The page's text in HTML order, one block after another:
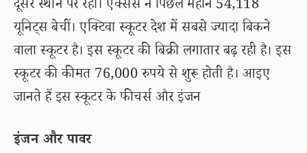
दूसरे स्थान पर रही। एक्सेस ने पिछले महीने 54,118
यूनिट्स बेचीं। एक्टिवा स्कूटर देश में सबसे ज्यादा बिकने
वाला स्कूटर है। इस स्कूटर की बिक्री लगातार बढ़ रही है। इस
स्कूटर की कीमत 76,000 रुपये से शुरू होती है। आइए
जानते हैं इस स्कूटर के फीचर्स और इंजन
इंजन और पावर